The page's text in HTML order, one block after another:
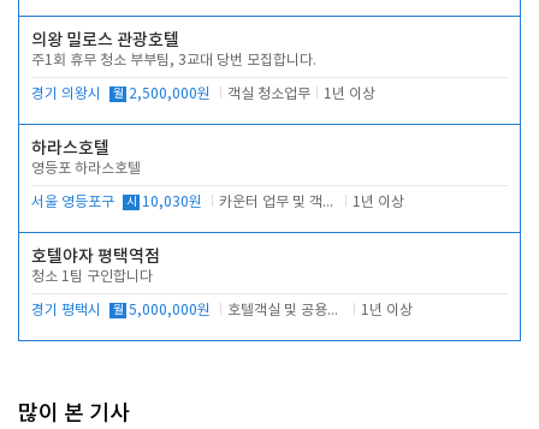
의왕 밀로스 관광호텔
주1회 휴무 청소 부부팀, 3교대 당번 모집합니다.
경기 의왕시 월 2,500,000원 객실 청소업무 1년 이상
하라스호텔
영등포 하라스호텔
서울 영등포구 시 10,030원 카운터 업무 및 객실관리(청소상태 확인, 객실판매) 1년 이상
호텔야자 평택역점
청소 1팀 구인합니다
경기 평택시 월 5,000,000원 호텔객실 및 공용시설 청소 관리 1년 이상
많이 본 기사